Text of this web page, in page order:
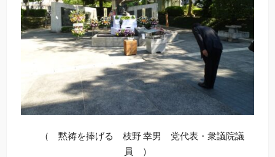
（ 黙祷を捧げる 枝野 幸男 党代表・衆議院議
員 ）